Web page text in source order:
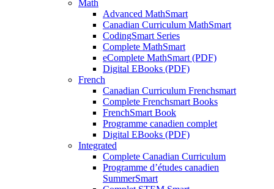
Math
Advanced MathSmart
Canadian Curriculum MathSmart
CodingSmart Series
Complete MathSmart
eComplete MathSmart (PDF)
Digital EBooks (PDF)
French
Canadian Curriculum Frenchsmart
Complete Frenchsmart Books
FrenchSmart Book
Programme canadien complet
Digital EBooks (PDF)
Integrated
Complete Canadian Curriculum
Programme d’études canadien
SummerSmart